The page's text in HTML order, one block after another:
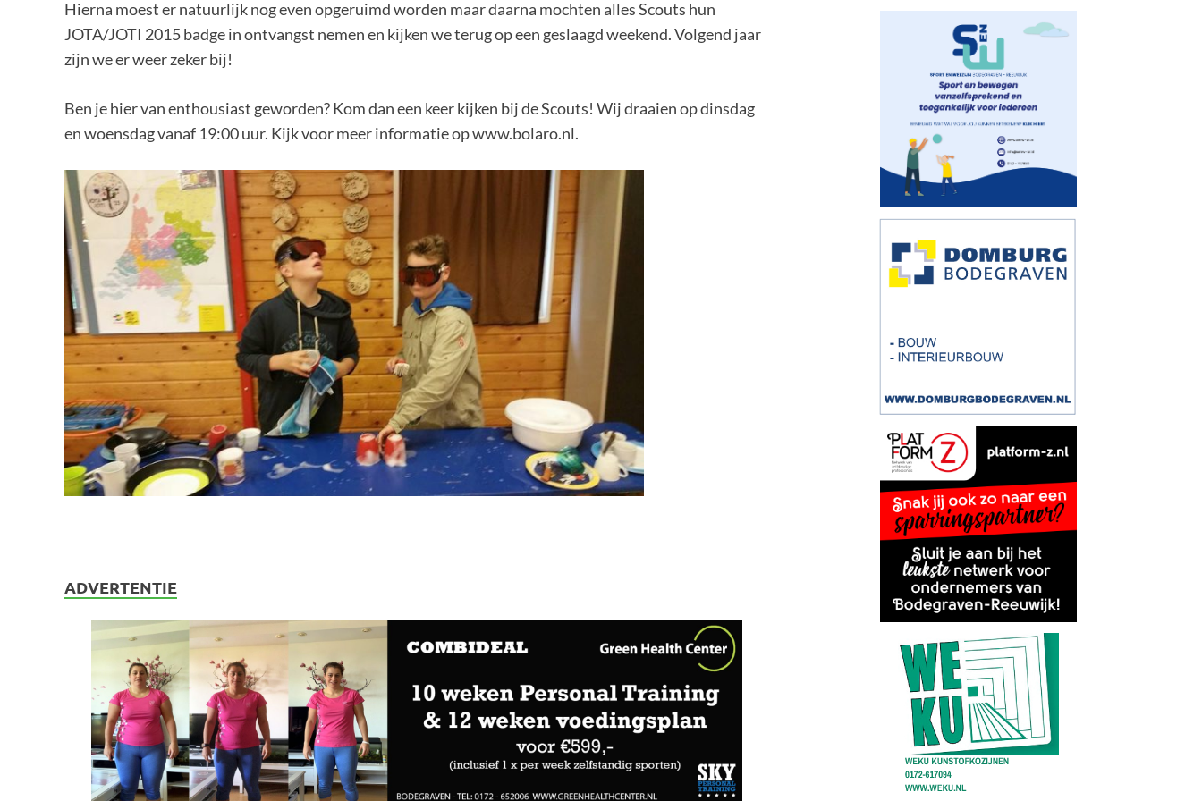
Hierna moest er natuurlijk nog even opgeruimd worden maar daarna mochten alles Scouts hun
JOTA/JOTI 2015 badge in ontvangst nemen en kijken we terug op een geslaagd weekend. Volgend jaar
zijn we er weer zeker bij!
Ben je hier van enthousiast geworden? Kom dan een keer kijken bij de Scouts! Wij draaien op dinsdag
en woensdag vanaf 19:00 uur. Kijk voor meer informatie op www.bolaro.nl.
ADVERTENTIE